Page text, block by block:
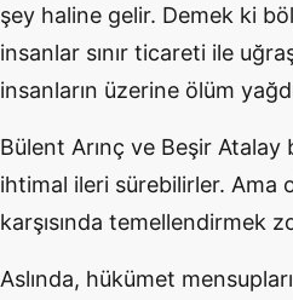
şey haline gelir. Demek ki
insanlar sınır ticareti ile
insanların üzerine ölüm
Bülent Arınç ve Beşir
ihtimal ileri sürebilirler. Ama
karşısında temellendirmek
Aslında, hükümet